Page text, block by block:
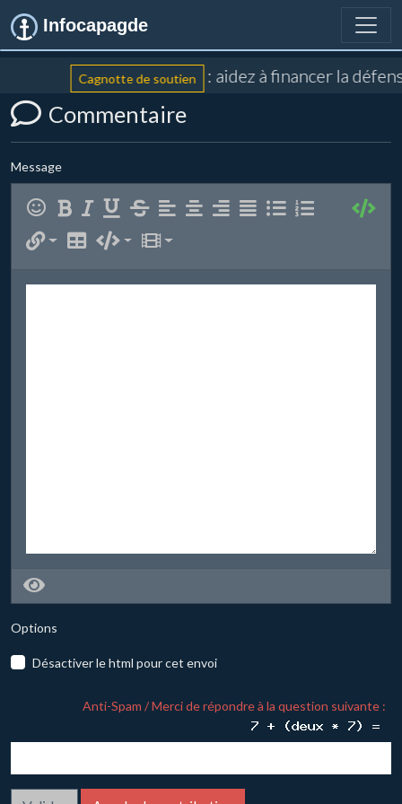
Infocapagde
Cagnotte de soutien : aidez à financer la
Commentaire
Message
Options
Désactiver le html pour cet envoi
Anti-Spam / Merci de répondre à la question suivante :